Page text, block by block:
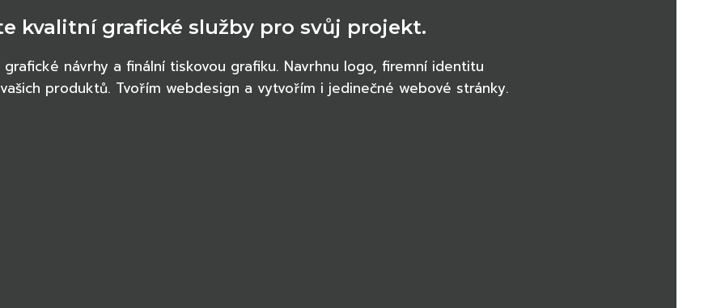
kvalitní grafické služby pro svůj projekt.
návrhy a finální tiskovou grafiku. Navrhnu logo, firemní identitu
produktů. Tvořím webdesign a vytvořím i jedinečné webové stránky.